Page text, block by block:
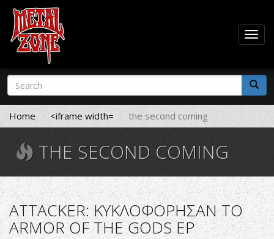
Skip
main
content
Search
form
Search
Home <iframe width= the second coming
THE SECOND COMING
ATTACKER: ΚΥΚΛΟΦΟΡΗΣΑΝ ΤΟ
ARMOR OF THE GODS EP